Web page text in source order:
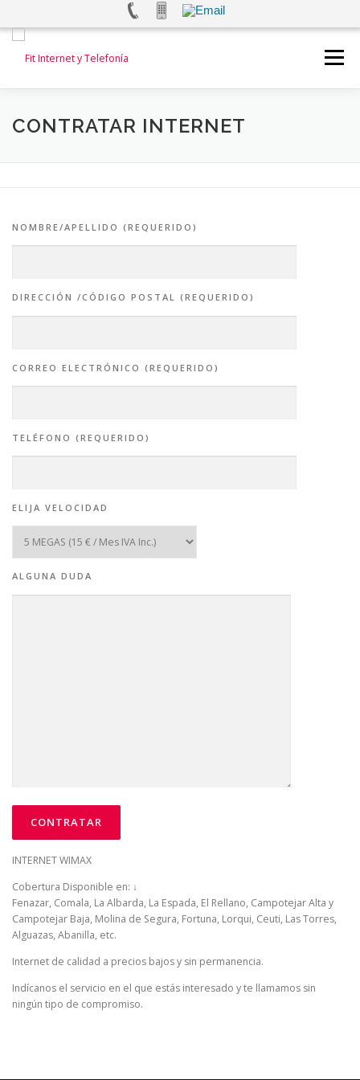
Saltar
contenido
Menú
INICIO INTERNET TELEFONÍA FIJA
CONTRATAR INTERNET
NOMBRE/APELLIDO (REQUERIDO)
DIRECCIÓN /CÓDIGO POSTAL (REQUERIDO)
CORREO ELECTRÓNICO (REQUERIDO)
TELÉFONO (REQUERIDO)
ELIJA VELOCIDAD
ALGUNA DUDA
INTERNET WIMAX
Cobertura Disponible en: ↓
Fenazar, Comala, La Albarda, La Espada, El Rellano, Campotejar Alta y
Campotejar Baja, Molina de Segura, Fortuna, Lorqui, Ceuti, Las Torres,
Alguazas, Abanilla, etc.
Internet de calidad a precios bajos y sin permanencia.
Indícanos el servicio en el que estás interesado y te llamamos sin
ningún tipo de compromiso.